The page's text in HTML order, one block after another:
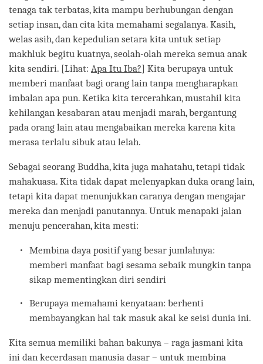
tenaga tak terbatas, kita mampu berhubungan dengan
setiap insan, dan cita kita memahami segalanya. Kasih,
welas asih, dan kepedulian setara kita untuk setiap
makhluk begitu kuatnya, seolah-olah mereka semua anak
kita sendiri. [Lihat: Apa Itu Iba?] Kita berupaya untuk
memberi manfaat bagi orang lain tanpa mengharapkan
imbalan apa pun. Ketika kita tercerahkan, mustahil kita
kehilangan kesabaran atau menjadi marah, bergantung
pada orang lain atau mengabaikan mereka karena kita
merasa terlalu sibuk atau lelah.
Sebagai seorang Buddha, kita juga mahatahu, tetapi tidak
mahakuasa. Kita tidak dapat melenyapkan duka orang lain,
tetapi kita dapat menunjukkan caranya dengan mengajar
mereka dan menjadi panutannya. Untuk menapaki jalan
menuju pencerahan, kita mesti:
Membina daya positif yang besar jumlahnya:
memberi manfaat bagi sesama sebaik mungkin tanpa
sikap mementingkan diri sendiri
Berupaya memahami kenyataan: berhenti
membayangkan hal tak masuk akal ke seisi dunia ini.
Kita semua memiliki bahan bakunya – raga jasmani kita
ini dan kecerdasan manusia dasar – untuk membina